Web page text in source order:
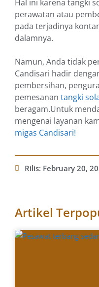
Hal ini karena tangki
perawatan atau
pada terjadinya
dalamnya.
Namun, Anda tidak
Candisari hadir
pembersihan,
pemesanan tangki
beragam.Untuk
mengenai layanan
migas Candisari!
Rilis: February 20,
Artikel